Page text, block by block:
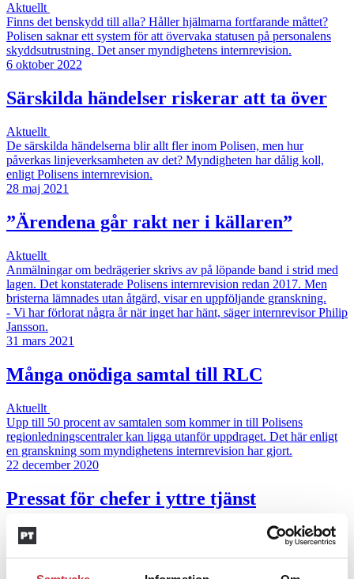
Aktuellt
Finns det benskydd till alla? Håller hjälmarna fortfarande måttet?
Polisen saknar ett system för att övervaka statusen på personalens
skyddsutrustning. Det anser myndighetens internrevision.
6 oktober 2022
Särskilda händelser riskerar att ta över
Aktuellt
De särskilda händelserna blir allt fler inom Polisen, men hur
påverkas linjeverksamheten av det? Myndigheten har dålig koll,
enligt Polisens internrevision.
28 maj 2021
”Ärendena går rakt ner i källaren”
Aktuellt
Anmälningar om bedrägerier skrivs av på löpande band i strid med
lagen. Det konstaterade Polisens internrevision redan 2017. Men
bristerna lämnades utan åtgärd, visar en uppföljande granskning.
- Vi har förlorat några år när inget har hänt, säger internrevisor Philip
Jansson.
31 mars 2021
Många onödiga samtal till RLC
Aktuellt
Upp till 50 procent av samtalen som kommer in till Polisens
regionledningscentraler kan ligga utanför uppdraget. Det här enligt
en granskning som myndighetens internrevision har gjort.
22 december 2020
Pressat för chefer i yttre tjänst
Aktuellt
Drygt 70 procent av gruppcheferna inom BF/IGV anser att de helt
eller delvis saknar rätt förutsättningar för att klara sitt uppdrag. Det
visar en enkät som Polisens internrevision har gjort.